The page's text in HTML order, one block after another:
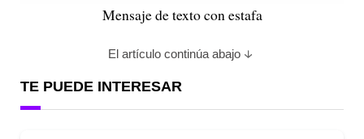
Mensaje de texto con estafa
El artículo continúa abajo
TE PUEDE INTERESAR